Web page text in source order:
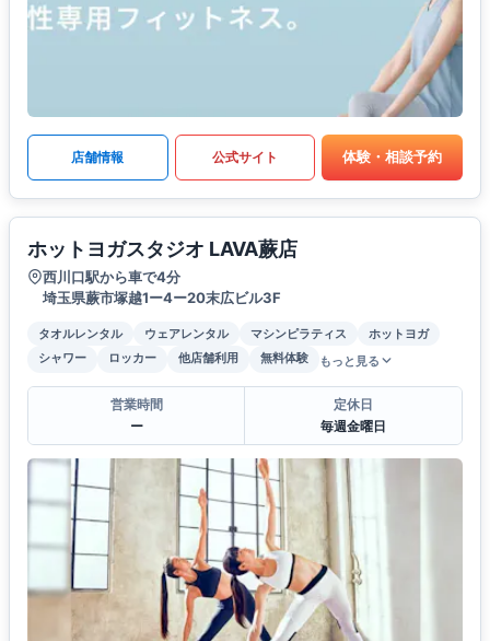
店舗情報 公式サイト 体験・相談予約
ホットヨガスタジオ LAVA蕨店
西川口駅から車で4分
埼玉県蕨市塚越1ー4ー20末広ビル3F
タオルレンタル ウェアレンタル マシンピラティス
ホットヨガ
シャワー
ロッカー 他店舗利用 無料体験 もっと見る
営業時間
ー
定休日
毎週金曜日